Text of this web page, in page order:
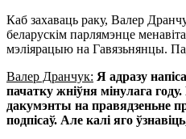
Каб захаваць раку, Валер
беларускім парлямэнце
мэліярацыю на Гавязьнянцы.
Валер Дранчук: Я адразу
пачатку жніўня мінулага
дакумэнты на правядзеньне
подпісаў. Але калі яго